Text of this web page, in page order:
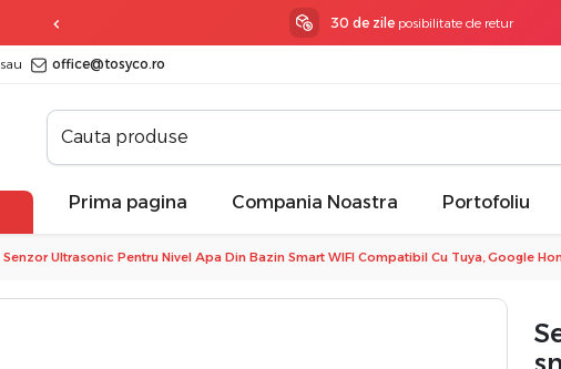
3 ani garantiela toate produsele
sau office@tosyco.ro
Prima pagina Compania Noastra Portofoliu
Senzor Ultrasonic Pentru Nivel Apa Din Bazin Smart WIFI Compatibil Cu Tuya, Google